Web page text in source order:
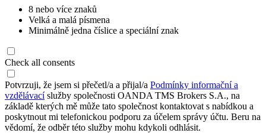
8 nebo více znaků
Velká a malá písmena
Minimálně jedna číslice a speciální znak
Check all consents
Potvrzuji, že jsem si přečetl/a a přijal/a Podmínky informační a
vzdělávacíslužby společnosti OANDA TMS Brokers S.A., na
základě kterých mě může tato společnost kontaktovat s nabídkou a
poskytnout mi telefonickou podporu za účelem správy účtu. Beru na
vědomí, že odběr této služby mohu kdykoli odhlásit.